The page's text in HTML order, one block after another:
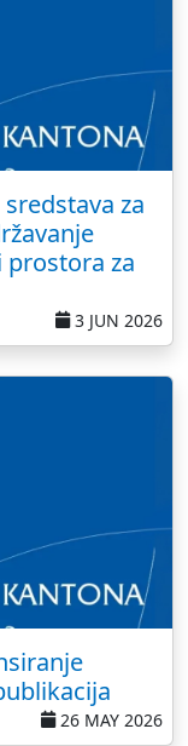
za
prostora za
3 JUN 2026
26 MAY 2026